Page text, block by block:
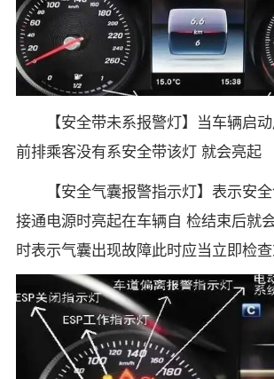
【安全带未系报警灯】当车辆启
前排乘客没有系安全带该灯 就会亮起
【安全气囊报警指示灯】表示安
接通电源时亮起在车辆自 检结束后就
时表示气囊出现故障此时应当立即检